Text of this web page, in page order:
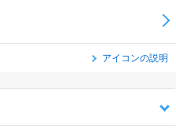
アイコンの説明